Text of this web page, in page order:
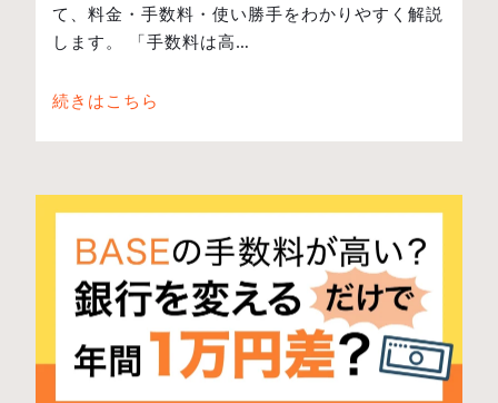
て、料金・手数料・使い勝手をわかりやすく解説
します。 「手数料は高…
続きはこちら